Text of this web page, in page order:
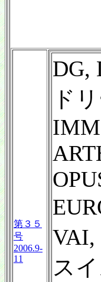
第３５
号
2006.9-
11
DG,
ド
VAI,
ス